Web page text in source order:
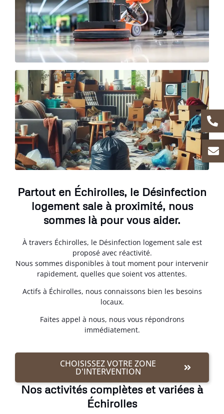
Partout en Échirolles, le Désinfection
logement sale à proximité, nous
sommes là pour vous aider.
À travers Échirolles, le Désinfection logement sale est
proposé avec réactivité.
Nous sommes disponibles à tout moment pour intervenir
rapidement, quelles que soient vos attentes.
Actifs à Échirolles, nous connaissons bien les besoins
locaux.
Faites appel à nous, nous vous répondrons
immédiatement.
CHOISISSEZ VOTRE ZONE
D'INTERVENTION
Nos activités complètes et variées à
Échirolles